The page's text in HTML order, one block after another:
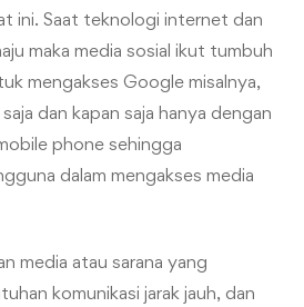
ini. Saat teknologi internet dan
maka media sosial ikut tumbuh
mengakses Google misalnya,
dan kapan saja hanya dengan
phone sehingga
dalam mengakses media
media atau sarana yang
komunikasi jarak jauh, dan